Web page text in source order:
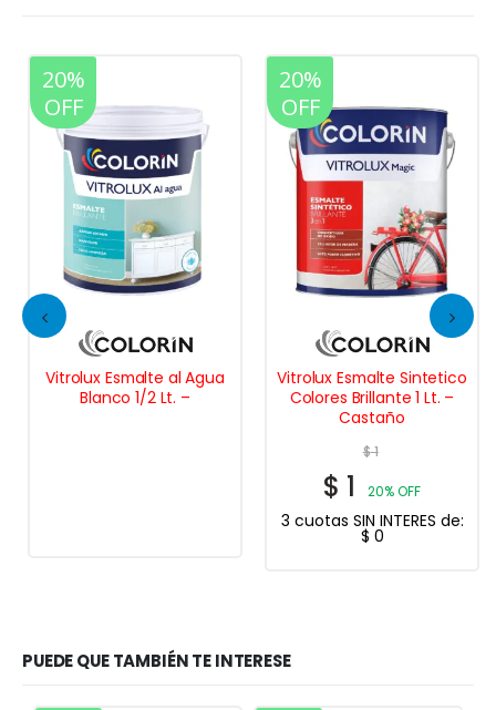
20%
OFF
Vitrolux Esmalte al Agua
Blanco 1/2 Lt. –
20%
OFF
Vitrolux Esmalte Sintetico
Colores Brillante 1 Lt. –
Castaño
$1
$ 1 20% OFF
3 cuotas SIN INTERES de:
$ 0
PUEDE QUE TAMBIÉN TE INTERESE